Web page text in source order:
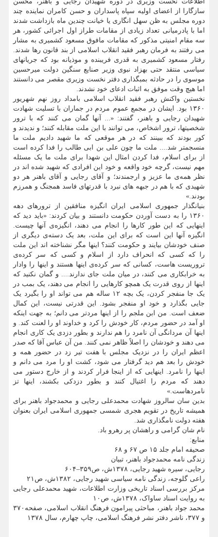
سازگارا از اعضای اولیه سپاه پاسداران و حسن کامران نماینده چند
دوره مجلس به ظن سهل انگاری یا خیانت چندین ماه بازداشت شدند
اما با پادرمیانی تعداد زیادی از مقامات طراز اول اجرائی کشور، هر
سه مقام امنیتی مذکور که مقامات مافوق مسعود کشمیری به مشار
می رفتند به فرمان رهبر فقید انقلاب اسلامی از بند قانون رها شدند.
رفتار مسعود کشمیری به قدری فریبنده و موذیانه بود که جریانهای
سیاسی منتقد حتی بهزاد نبوی وزیر صنایع سنگین دولت میرحسین
موسوی را در حادثه بمبگذاری دفتر نخست وزیری مقصر می دانستند
اما هیچ وقت موفق به اثبات ادعای خود نشدند.
نخستین واکنش رهبر فقید انقلاب اسلامی بامداد روز نهم شهریور
۱۳۶۰ بود. ایشان در مجمع عموم مردم در جماران با تسلیت شهادت
شهیدان رجایی و باهنر، گفتند: «... آنها گمان می کنند که با ترور
شخصیتها، ترور اشخاص، می توانند با این ملت مقابله کنند؛ و ندیدند و
کور بودند که ببینند که در هر موقعی که ما شهید دادیم ملت ما
منسجمتر شد.‏... ملت ما چون علی بن ابی طالب را فدا کرده است
از برای اسلام، فدا کردن امثال این شهدا برای ملت ما یک مسئله
مهم نیست، گرچه خود واقعه و خود این افرادی که شهید شده اند در
نظر همه‌ی ما عزیز و ارجمندند؛ و آقای رجایی و آقای باهنر هر دو
شهیدی که با هم در جبهه های نبرد با قدرتهای فاسد همجنگ و همرزم
بودند.»
بنیانگذار جمهوری اسلامی ایران انگیزه منافقین از ترورهای دهه
۱۳۶۰ را به دست آوردن حکومت دانستند و بیان کردند: «باید دید که
اینهایی که این طور کارها را انجام می دهند، انگیزه‌ی آنها چیست.
انگیزه آنها این است که برای این ملت، بعد یک دسته‌ی دیگری از
صنف خودشان بیایند و حکومت کنند؟ اینها مگر نشناخته اند این ملت
را که کسی که انحراف دارد از اسلام و کسی که سر کرده‌ی
تروریست هاست، کسانی که سر کرده‌ی اینها هستند و اینها را وادار
به خرابکاری می کنند، در میان ملت جای ندارند.... و گمان نکنید که
اینها از روی قدرت یک همچو کارهایی را انجام می دهند، یک بمب در
یک جا منفجر کردن، یک بچه ۱۲ ساله هم می تواند او را بگیرد یک
جایی بگذارد و خود او منفجر بشود. این قدرتی نیست، این کمال
ضعف است. من ابن ملجم را از اینها مردتر می دانم؛ به جهت اینکه
او آمد در حضور مردم، کار خودش را کرد و خداوند او را لعنت کند. و
اینها آن مردانگی آن نامرد را هم ندارند و بطور دزدی یک کاری انجام
می دهند و خودشان را اصلاً ظاهر نمی کنند. من آن عباس آقا که صدر
اعظم ایران را در نزدیک مجلس با هفت تیر زد در حضور همه و
خودش را بعد هم دید گرفتار می شود، کشت او را مرد می دانم و
اینها را نامرد. اینهایی که از اینجا فرار کردند و از خارج دستور می
دهند که مردم را اغتیال کنند و بطور دزدکی بکشند، اینها تز
نامردهاست.‏»
بدین سان سالروز شهادت محمدعلی رجایی و محمدجواد باهنر برای
همیشه تاریخ در تقویم هجری شمسی جمهوری اسلامی ایران بعنوان
هفته دولت نامگذاری شد.
نام شان گرامی و راهشان پر رهرو باد.
منابع:
صحیفه امام جلد ۱۵ ص ۶۷ و ۶۸
زندگی نامه محمدجواد باهنر، تبیان
رجایی، سیره شهید رجایی، ۱۳۷۸ش، ص۳۵۹–۶۰۴
راعی گلوجه، زندگی نامه سیاسی شهید رجایی، ۱۳۸۲ش، ص۲۱
مرکز بررسی اسناد تاریخی وزارت اطلاعات، شهید محمدعلی رجایی
به روایت اسناد ساواک، ۱۳۷۸ش، ص۱۰
محمد جواد باهنر، مباحثی پیرامون فرهنگ انقلاب اسلامی، صفحه۳۷۰
و ۳۷۷، ناشر دفتر نشر فرهنگ اسلامی، چاپ چهارم، سال ۱۳۷۸